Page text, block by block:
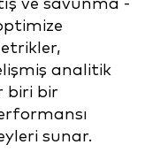
ve savunma -
analitik
biri bir
sunar.